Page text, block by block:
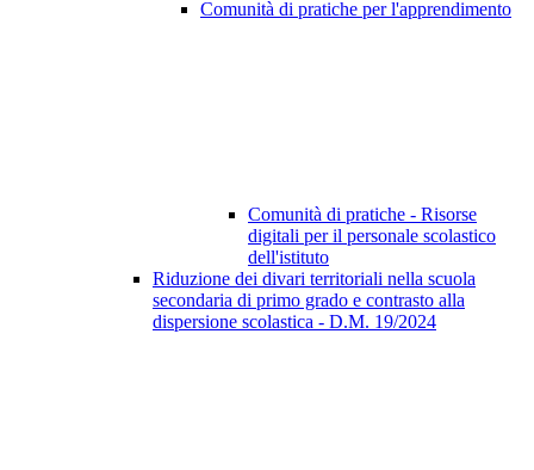
Comunità di pratiche per l'apprendimento
Comunità di pratiche - Risorse
digitali per il personale scolastico
dell'istituto
Riduzione dei divari territoriali nella scuola
secondaria di primo grado e contrasto alla
dispersione scolastica - D.M. 19/2024